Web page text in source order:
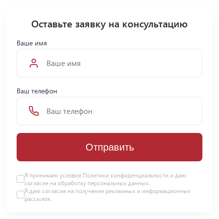
Оставьте заявку на консультацию
Ваше имя
Ваш телефон
Отправить
Я принимаю условия Политики конфиденциальности и даю
согласие на обработку персональных данных.
Я даю согласие на получение рекламных и информационных
рассылок.